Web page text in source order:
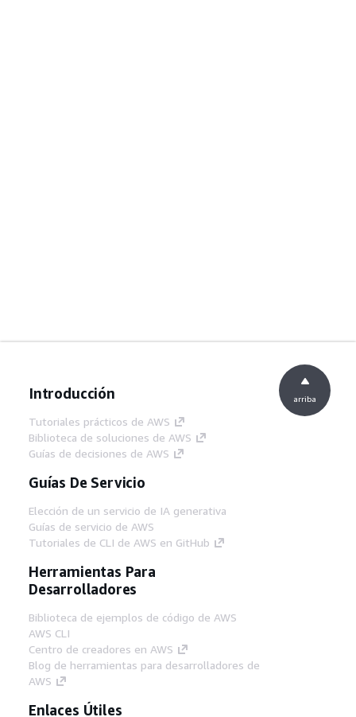
Introducción
Tutoriales prácticos de AWS
Biblioteca de soluciones de AWS
Guías de decisiones de AWS
Guías De Servicio
Elección de un servicio de IA generativa
Guías de servicio de AWS
Tutoriales de CLI de AWS en GitHub
Herramientas Para
Desarrolladores
Biblioteca de ejemplos de código de AWS
AWS CLI
Centro de creadores en AWS
Blog de herramientas para desarrolladores de
AWS
Enlaces Útiles
arriba